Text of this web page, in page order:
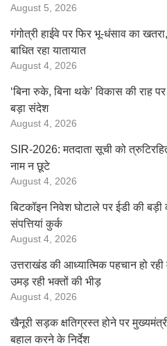
August 5, 2026
गंगोत्री हाईवे पर फिर भू-धंसाव का
बाधित रहा यातायात
August 4, 2026
‘बिना रुके, बिना थके’ विकास की राह
बड़ा संदेश
August 4, 2026
SIR-2026: मतदाता सूची को
नाम न छूटे
August 4, 2026
बिटकॉइन निवेश घोटाले पर ईडी की बड़ी
संपत्तियां कुर्क
August 4, 2026
उत्तराखंड की आध्यात्मिक पहचान हो
उमड़ रही भक्तों की भीड़
August 4, 2026
खैनूरी सड़क क्षतिग्रस्त होने पर
बहाल करने के निर्देश